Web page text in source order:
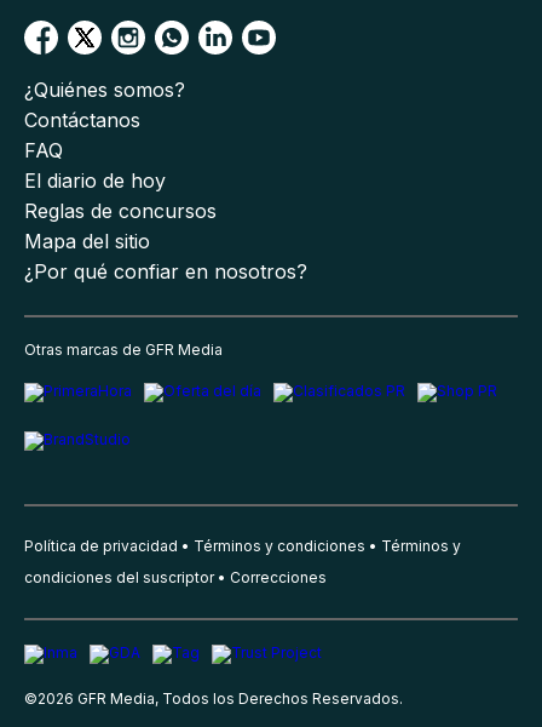
¿Quiénes somos?
Contáctanos
FAQ
El diario de hoy
Reglas de concursos
Mapa del sitio
¿Por qué confiar en nosotros?
Otras marcas de GFR Media
Política de privacidad Términos y condiciones
Términos y
condiciones del suscriptor
Correcciones
©2026 GFR Media, Todos los Derechos Reservados.